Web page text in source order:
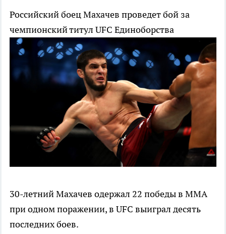
Российский боец Махачев проведет бой за
чемпионский титул UFC Единоборства
30-летний Махачев одержал 22 победы в ММА
при одном поражении, в UFC выиграл десять
последних боев.